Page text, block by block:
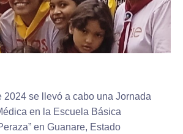
2024 se llevó a cabo una Jornada
en la Escuela Básica
en Guanare, Estado